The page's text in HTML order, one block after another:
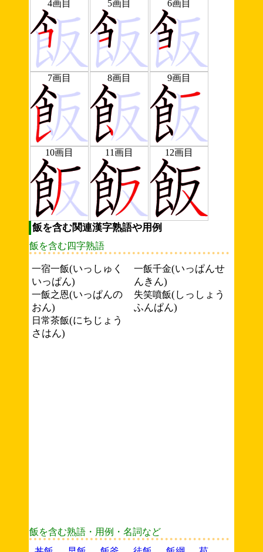
4画目 5画目 6画目
7画目 8画目 9画目
10画目 11画目 12画目
飯を含む関連漢字熟語や用例
飯を含む四字熟語
一宿一飯(いっしゅく
いっぱん)
一飯之恩(いっぱんの
おん)
日常茶飯(にちじょう
さはん)
一飯千金(いっぱんせ
んきん)
失笑噴飯(しっしょう
ふんぱん)
飯を含む熟語・用例・名詞など